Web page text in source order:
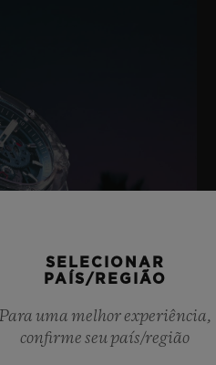
SELECIONAR
PAÍS/REGIÃO
Para uma melhor experiência,
confirme seu país/região